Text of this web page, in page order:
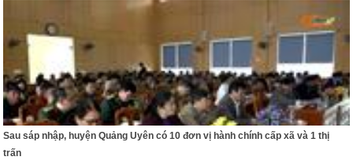
Sau sáp nhập, huyện Quảng Uyên có 10 đơn vị hành chính cấp xã và 1 thị
trấn